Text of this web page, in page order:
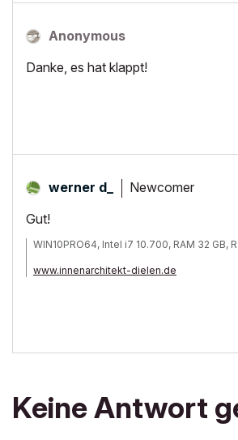
Anonymous
Danke, es hat klappt!
werner d_ Newcomer
Gut!
WIN10PRO64, Intel i7 10.700, RAM 32 GB,
www.innenarchitekt-dielen.de
Keine Antwort